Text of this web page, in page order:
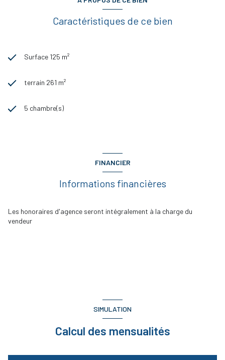
Caractéristiques de ce bien
Surface 125 m²
terrain 261 m²
5 chambre(s)
FINANCIER
Informations financières
Les honoraires d'agence seront intégralement à la charge du
vendeur
SIMULATION
Calcul des mensualités